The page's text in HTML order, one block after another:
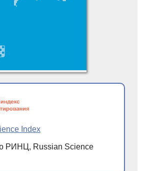
Index
РИНЦ, Russian Science